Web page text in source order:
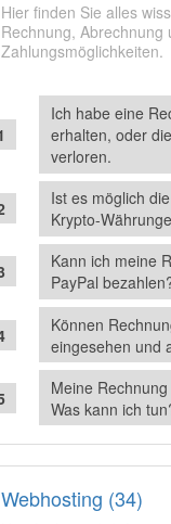
Hier finden Sie alles
Rechnung, Abrechnung
Zahlungsmöglichkeiten.
Ich habe eine
erhalten, oder
verloren.
Ist es möglich
Krypto-
Kann ich meine
PayPal
Können
eingesehen und
Meine
Was kann ich
Webhosting (34)